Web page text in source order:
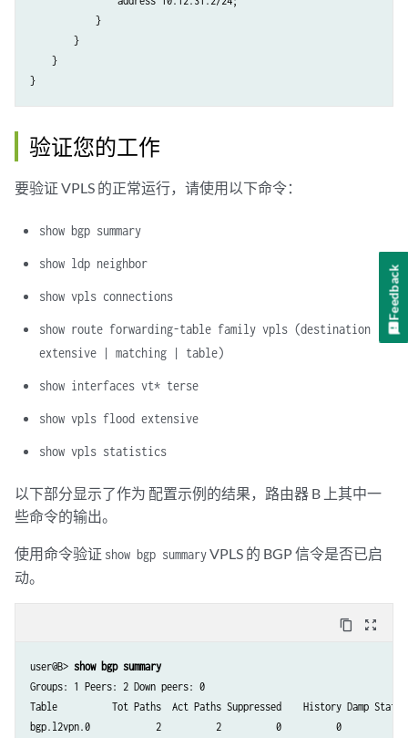
        area 0.0.0.0 {
            interface t1-0/1/3.0;
            interface t1-0/1/1.0;
            interface lo0.0 {
            }
    }
        interface t1-0/1/1.0;
interface lo0.0
routing-instances {
    v1 {
interface fe-1/0/2.0;
            vpls {
vpls-id 101
neighbor 10.255.170.106;
            }
        }
    }
            }
        }
    }
验证您的工作
要验证 VPLS 的正常运行，请使用以下命令：
show bgp summary
show ldp neighbor
show vpls connections
show route forwarding-table family vpls (destination |
extensive | matching | table)
show interfaces vt* terse
show vpls flood extensive
show vpls statistics
以下部分显示了作为 配置示例的结果，路由器 B 上其中一
些命令的输出。
使用命令验证 show bgp summaryVPLS 的 BGP 信令是否已启
动。
content_copy zoom_out_map
user@B> show bgp summary
Groups: 1 Peers: 2 Down peers: 0
Table          Tot Paths  Act Paths Suppressed    History Damp State
bgp.l2vpn.0            2          2          0          0
Feedback